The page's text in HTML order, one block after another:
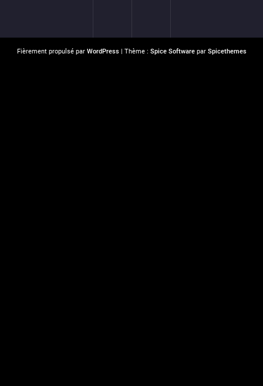
Fièrement propulsé par WordPress| Thème : Spice Softwarepar Spicethemes